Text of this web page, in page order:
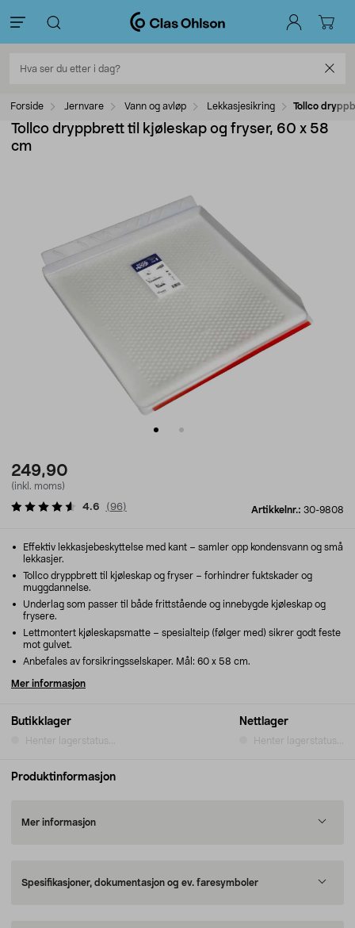
Forside Jernvare Vann og avløp Lekkasjesikring Tollco
Tollco dryppbrett til kjøleskap og fryser, 60 x 58
cm
249,90
(inkl. moms)
Artikkelnr.: 30-9808
4.6 (96)
Butikklager
Henter lagerstatus...
Nettlager
Henter lagerstatus...
Effektiv lekkasjebeskyttelse med kant – samler opp kondensvann og små
lekkasjer.
Tollco dryppbrett til kjøleskap og fryser – forhindrer fuktskader og
muggdannelse.
Underlag som passer til både frittstående og innebygde kjøleskap og
frysere.
Lettmontert kjøleskapsmatte – spesialteip (følger med) sikrer godt feste
mot gulvet.
Anbefales av forsikringsselskaper. Mål: 60 x 58 cm.
Mer informasjon
Produktinformasjon
Mer informasjon
Spesifikasjoner, dokumentasjon og ev. faresymboler